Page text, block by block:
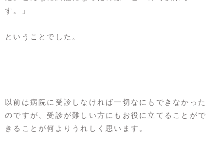
す。」
ということでした。
以前は病院に受診しなければ一切なにもできなかった
のですが、受診が難しい方にもお役に立てることがで
きることが何よりうれしく思います。